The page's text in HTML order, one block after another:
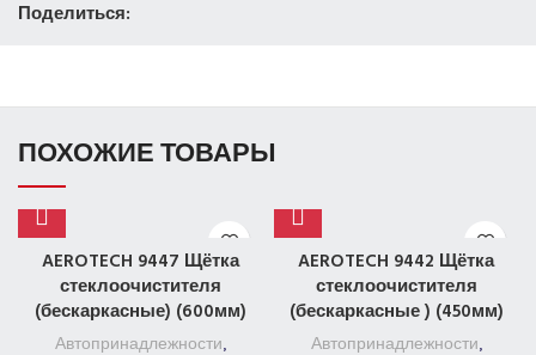
Поделиться:
ПОХОЖИЕ ТОВАРЫ
AEROTECH 9447 Щётка
стеклоочистителя
(бескаркасные) (600мм)
Автопринадлежности,
AEROTECH 9442 Щётка
стеклоочистителя
(бескаркасные ) (450мм)
Автопринадлежности,